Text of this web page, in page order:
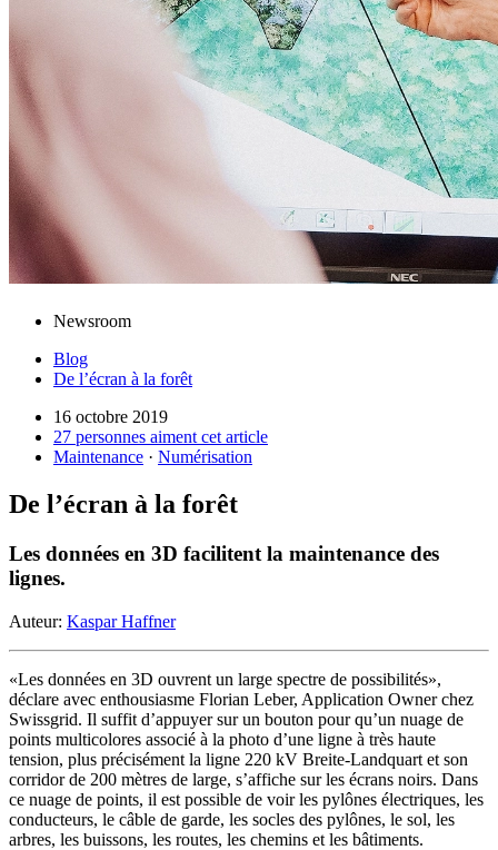
Newsroom
Blog
De l’écran à la forêt
16 octobre 2019
27 personnes aiment cet article
Maintenance · Numérisation
De l’écran à la forêt
Les données en 3D facilitent la maintenance des
lignes.
Auteur: Kaspar Haffner
«Les données en 3D ouvrent un large spectre de possibilités»,
déclare avec enthousiasme Florian Leber, Application Owner chez
Swissgrid. Il suffit d’appuyer sur un bouton pour qu’un nuage de
points multicolores associé à la photo d’une ligne à très haute
tension, plus précisément la ligne 220 kV Breite-Landquart et son
corridor de 200 mètres de large, s’affiche sur les écrans noirs. Dans
ce nuage de points, il est possible de voir les pylônes électriques, les
conducteurs, le câble de garde, les socles des pylônes, le sol, les
arbres, les buissons, les routes, les chemins et les bâtiments.